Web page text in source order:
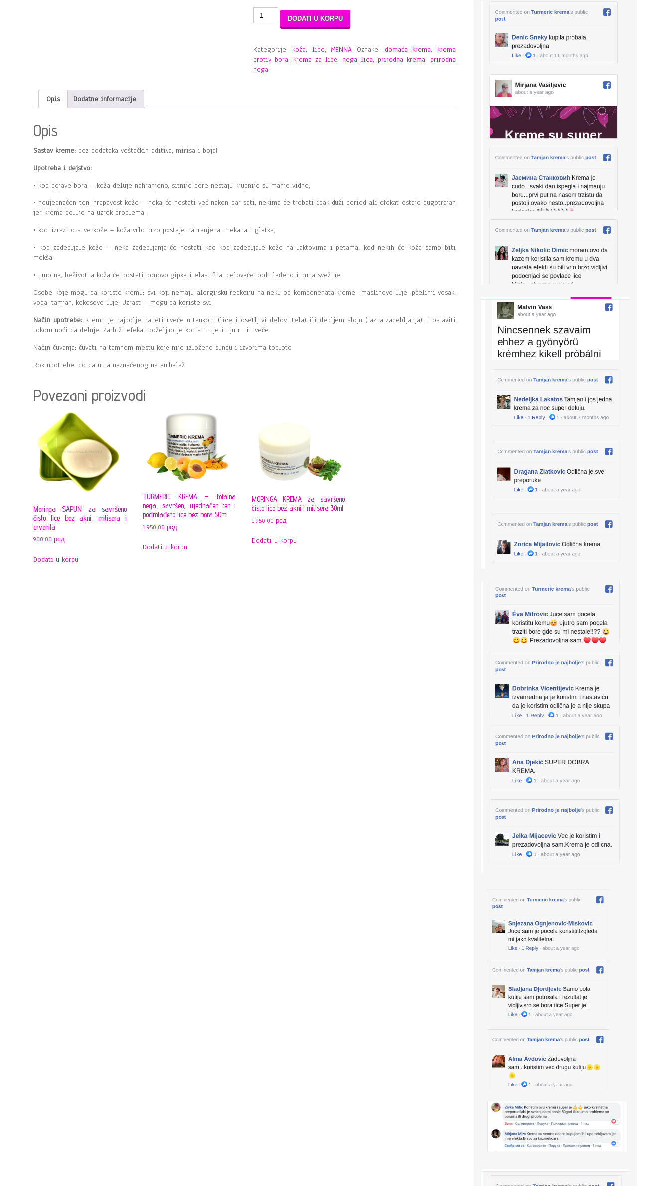
DODATI U KORPU
Kategorije: koža, lice, MENNA Oznake: domaća krema, krema
protiv bora, krema za lice, nega lica, prirodna krema, prirodna
nega
Opis Dodatne informacije
Opis
Sastav kreme: bez dodataka veštačkih aditiva, mirisa i boja!
Upotreba i dejstvo:
• kod pojave bora – koža deluje nahranjeno, sitnije bore nestaju krupnije su manje vidne,
• neujednačen ten, hrapavost kože – neka će nestati već nakon par sati, nekima će trebati ipak duži period ali efekat ostaje dugotrajan
jer krema deluje na uzrok problema,
• kod izrazito suve kože – koža vrlo brzo postaje nahranjena, mekana i glatka,
• kod zadebljale kože – neka zadebljanja će nestati kao kod zadebljale kože na laktovima i petama, kod nekih će koža samo biti
mekša.
• umorna, beživotna koža će postati ponovo gipka i elastična, delovaće podmlađeno i puna svežine
Osobe koje mogu da koriste kremu: svi koji nemaju alergijsku reakciju na neku od komponenata kreme -maslinovo ulje, pčelinji vosak,
voda, tamjan, kokosovo ulje. Uzrast – mogu da koriste svi.
Način upotrebe: Kremu je najbolje naneti uveče u tankom (lice i osetljivi delovi tela) ili debljem sloju (razna zadebljanja), i ostaviti
tokom noći da deluje. Za brži efekat poželjno je koristiti je i ujutru i uveče.
Način čuvanja: čuvati na tamnom mestu koje nije izloženo suncu i izvorima toplote
Rok upotrebe: do datuma naznačenog na ambalaži
Povezani proizvodi
Moringa SAPUN za savršeno
čisto lice bez akni, mitisera i
crvenila
900,00рсд
Dodati u korpu
TURMERIC KREMA – totalna
nega, savršen, ujednačen ten i
podmlađeno lice bez bora 50ml
1.950,00рсд
Dodati u korpu
MORINGA KREMA za savršeno
čisto lice bez akni i mitisera 30ml
1.950,00 рсд
Dodati u korpu